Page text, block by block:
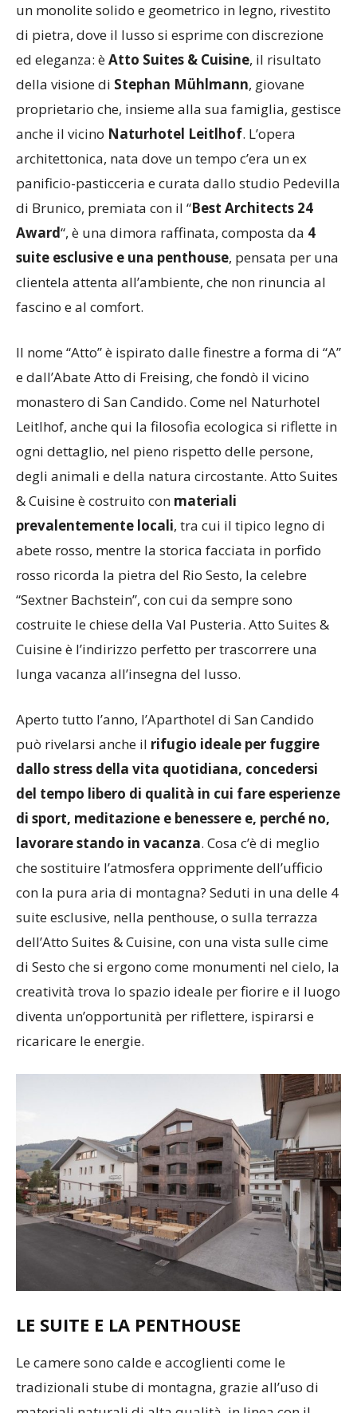
un monolite solido e geometrico in legno, rivestito
di pietra, dove il lusso si esprime con discrezione
ed eleganza: èAtto Suites & Cuisine, il risultato
della visione di Stephan Mühlmann, giovane
proprietario che, insieme alla sua famiglia, gestisce
anche il vicino Naturhotel Leitlhof. L’opera
architettonica, nata dove un tempo c’era un ex
panificio-pasticceria e curata dallo studio Pedevilla
di Brunico, premiata con il “Best Architects 24
Award“, è una dimora raffinata, composta da 4
suite esclusive e una penthouse, pensata per una
clientela attenta all’ambiente, che non rinuncia al
fascino e al comfort.
Il nome “Atto” è ispirato dalle finestre a forma di “A”
e dall’Abate Atto di Freising, che fondò il vicino
monastero di San Candido. Come nel Naturhotel
Leitlhof, anche qui la filosofia ecologica si riflette in
ogni dettaglio, nel pieno rispetto delle persone,
degli animali e della natura circostante. Atto Suites
& Cuisine è costruito con materiali
prevalentemente locali, tra cui il tipico legno di
abete rosso, mentre la storica facciata in porfido
rosso ricorda la pietra del Rio Sesto, la celebre
“Sextner Bachstein”, con cui da sempre sono
costruite le chiese della Val Pusteria. Atto Suites &
Cuisine è l’indirizzo perfetto per trascorrere una
lunga vacanza all’insegna del lusso.
Aperto tutto l’anno, l’Aparthotel di San Candido
può rivelarsi anche il rifugio ideale per fuggire
dallo stress della vita quotidiana, concedersi
del tempo libero di qualità in cui fare esperienze
di sport, meditazione e benessere e, perché no,
lavorare stando in vacanza. Cosa c’è di meglio
che sostituire l’atmosfera opprimente dell’ufficio
con la pura aria di montagna? Seduti in una delle 4
suite esclusive, nella penthouse, o sulla terrazza
dell’Atto Suites & Cuisine, con una vista sulle cime
di Sesto che si ergono come monumenti nel cielo, la
creatività trova lo spazio ideale per fiorire e il luogo
diventa un’opportunità per riflettere, ispirarsi e
ricaricare le energie.
LE SUITE E LA PENTHOUSE
Le camere sono calde e accoglienti come le
tradizionali stube di montagna, grazie all’uso di